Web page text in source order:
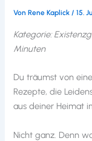
VonRene Kaplick/15.
Kategorie:
Minuten
Du träumst von
Rezepte, die
aus deiner Heimat
Nicht ganz. Denn